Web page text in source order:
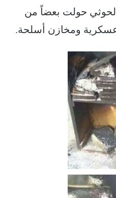
ﺣﻮﻟﺖ ﺑﻌﻀﺎً ﻣﻦ
ﻭﻣﺨﺎﺯﻥ ﺃﺳﻠﺤﺔ.